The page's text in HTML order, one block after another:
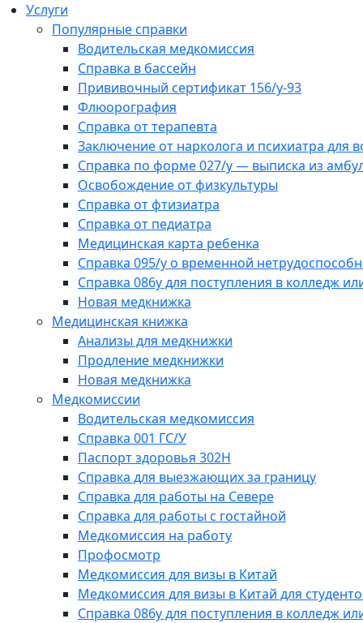
Услуги
Популярные справки
Водительская медкомиссия
Справка в бассейн
Прививочный сертификат 156/у-93
Флюорография
Справка от терапевта
Заключение от нарколога и психиатра для
Справка по форме 027/у — выписка из
Освобождение от физкультуры
Справка от фтизиатра
Справка от педиатра
Медицинская карта ребенка
Справка 095/у о временной
Справка 086у для поступления в колледж
Новая медкнижка
Медицинская книжка
Анализы для медкнижки
Продление медкнижки
Новая медкнижка
Медкомиссии
Водительская медкомиссия
Справка 001 ГС/У
Паспорт здоровья 302Н
Справка для выезжающих за границу
Справка для работы на Севере
Справка для работы с гостайной
Медкомиссия на работу
Профосмотр
Медкомиссия для визы в Китай
Медкомиссия для визы в Китай для
Справка 086у для поступления в колледж